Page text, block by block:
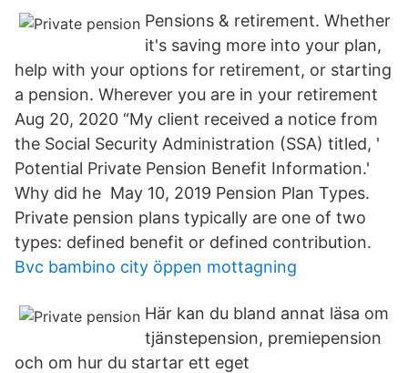
Pensions & retirement. Whether
it's saving more into your plan,
help with your options for retirement, or starting
a pension. Wherever you are in your retirement
Aug 20, 2020 “My client received a notice from
the Social Security Administration (SSA) titled, '
Potential Private Pension Benefit Information.'
Why did he May 10, 2019 Pension Plan Types.
Private pension plans typically are one of two
types: defined benefit or defined contribution.
Bvc bambino city öppen mottagning
Här kan du bland annat läsa om
tjänstepension, premiepension
och om hur du startar ett eget